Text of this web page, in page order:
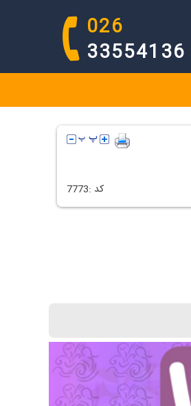
026
33554136
كد :7773